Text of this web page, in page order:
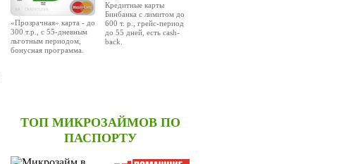
«Прозрачная» карта - до
300 т.р., с 55-дневным
льготным периодом,
бонусная программа.
Кредитные карты
Бинбанка с лимитом до
600 т. р., грейс-период
до 55 дней, есть cash-
back.
ТОП МИКРОЗАЙМОВ ПО
ПАСПОРТУ